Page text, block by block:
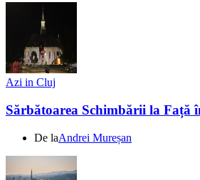
Azi in Cluj
Sărbătoarea Schimbării la Față
De laAndrei Mureșan